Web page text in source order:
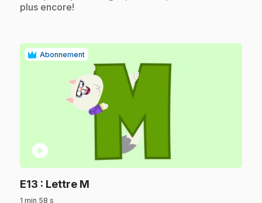
plus encore!
Abonnement
play_circle
E13 : Lettre M
1 min 58 s